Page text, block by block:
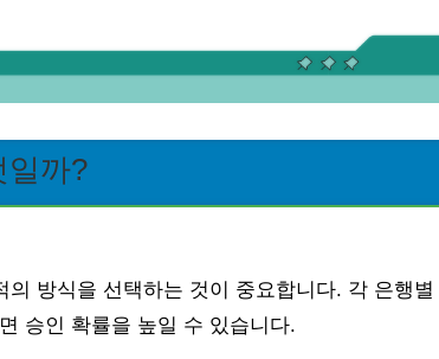
일까?
방식을 선택하는 것이 중요합니다. 각 은행별
승인 확률을 높일 수 있습니다.